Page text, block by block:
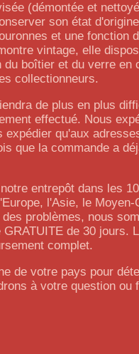
(démontée et
son état
et une fonction
vintage, elle
du boîtier et du verre en
collectionneurs.
de plus en plus
effectué. Nous
qu'aux
que la commande a
entrepôt dans les
l'Asie, le Moyen-
problèmes, nous
de 30 jours.
complet.
de votre pays pour
à votre question ou